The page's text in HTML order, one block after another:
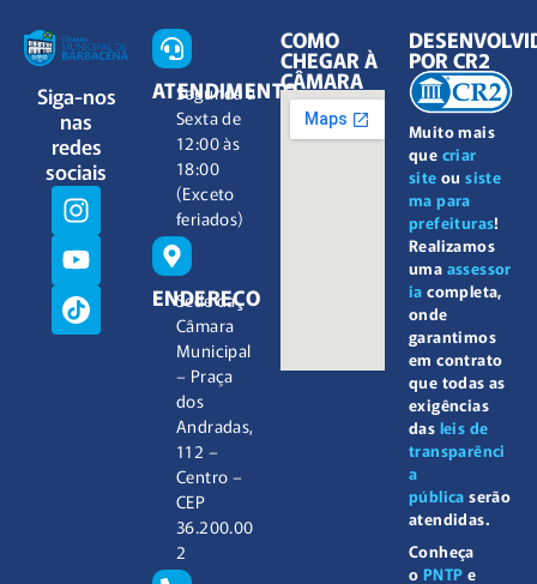
Siga-nos
nas
redes
sociais
ATENDIMENTO
Segunda à
Sexta de
12:00 às
18:00
(Exceto
feriados)
ENDEREÇO
Sede da
Câmara
Municipal
– Praça
dos
Andradas,
112 –
Centro –
CEP
36.200.00
2
COMO
CHEGAR À
CÂMARA
Muito mais
que criar
site ousiste
ma para
prefeituras!
Realizamos
uma assessor
ia completa,
onde
garantimos
em contrato
que todas as
exigências
das leis de
transparênci
a
pública serão
atendidas.
Conheça
o PNTP e
POR CR2